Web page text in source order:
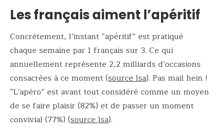
Les français aiment l’apéritif
Concrètement, l’instant “apéritif” est pratiqué
chaque semaine par 1 français sur 3. Ce qui
annuellement représente 2,2 milliards d’occasions
consacrées à ce moment (source lsa). Pas mail hein !
“L’apéro” est avant tout considéré comme un moyen
de se faire plaisir (82%) et de passer un moment
convivial (77%) (source lsa).